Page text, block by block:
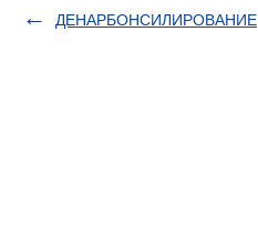
ДЕНАРБОНСИЛИРОВАНИЕ